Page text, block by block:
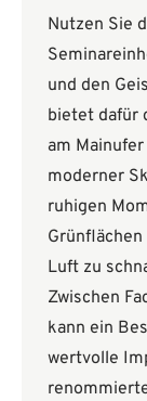
Nutzen Sie
und den
bietet dafür
am
moderner
ruhigen
Luft zu
Zwischen
kann ein
wertvolle